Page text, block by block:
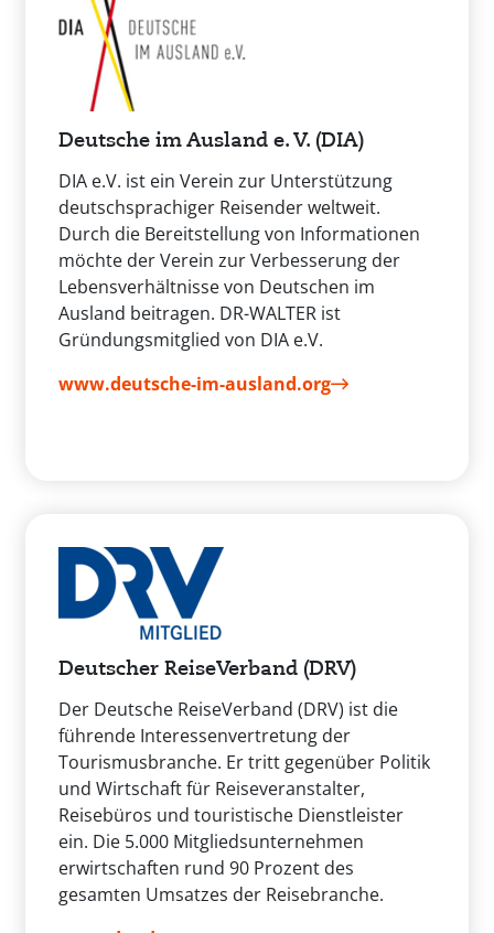
Deutsche im Ausland e. V. (DIA)
DIA e.V. ist ein Verein zur Unterstützung
deutschsprachiger Reisender weltweit.
Durch die Bereitstellung von Informationen
möchte der Verein zur Verbesserung der
Lebensverhältnisse von Deutschen im
Ausland beitragen. DR-WALTER ist
Gründungsmitglied von DIA e.V.
www.deutsche-im-ausland.org
Deutscher ReiseVerband (DRV)
Der Deutsche ReiseVerband (DRV) ist die
führende Interessenvertretung der
Tourismusbranche. Er tritt gegenüber Politik
und Wirtschaft für Reiseveranstalter,
Reisebüros und touristische Dienstleister
ein. Die 5.000 Mitgliedsunternehmen
erwirtschaften rund 90 Prozent des
gesamten Umsatzes der Reisebranche.